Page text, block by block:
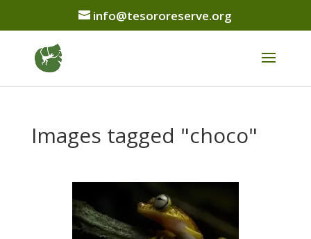
info@tesororeserve.org
Images tagged "choco"